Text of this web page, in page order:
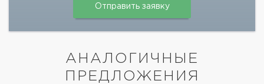
АНАЛОГИЧНЫЕ
ПРЕДЛОЖЕНИЯ